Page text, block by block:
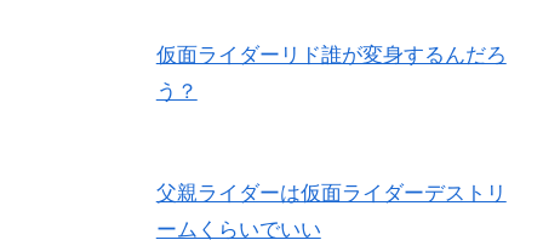
仮面ライダーリド誰が変身するんだろ
う？
父親ライダーは仮面ライダーデストリ
ームくらいでいい